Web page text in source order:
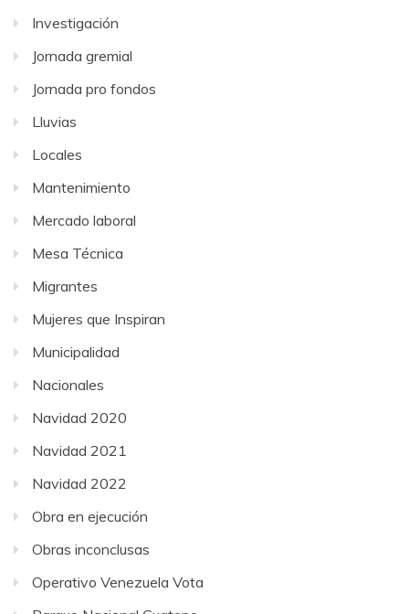
Investigación
Jornada gremial
Jornada pro fondos
Lluvias
Locales
Mantenimiento
Mercado laboral
Mesa Técnica
Migrantes
Mujeres que Inspiran
Municipalidad
Nacionales
Navidad 2020
Navidad 2021
Navidad 2022
Obra en ejecución
Obras inconclusas
Operativo Venezuela Vota